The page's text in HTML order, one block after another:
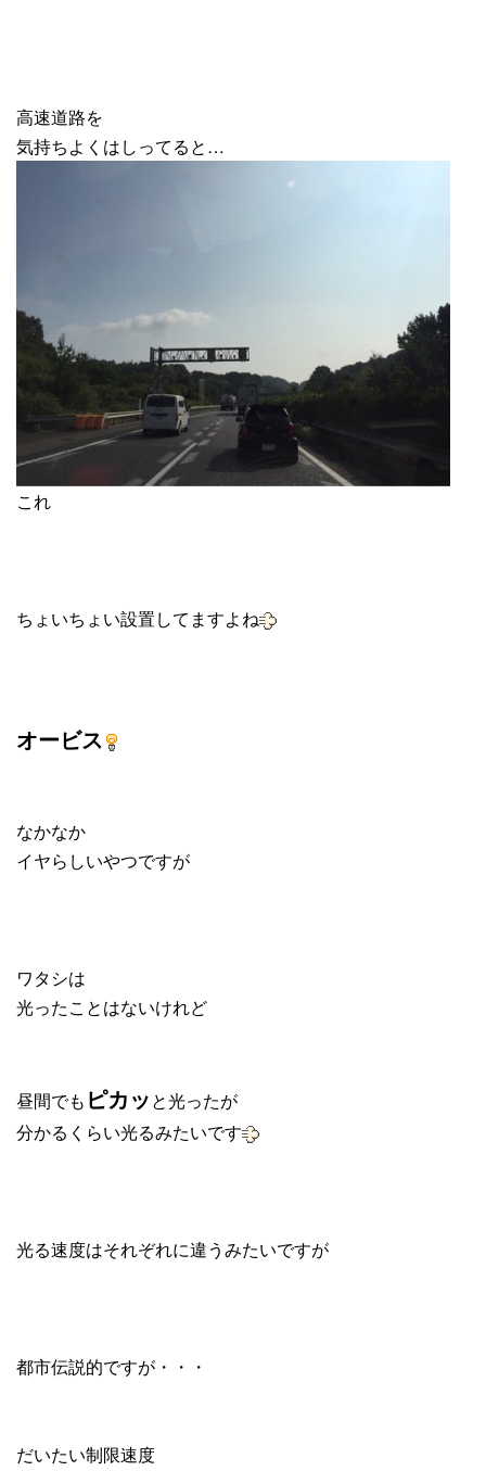
高速道路を
気持ちよくはしってると…
これ
ちょいちょい設置してますよね
オービス
なかなか
イヤらしいやつですが
ワタシは
光ったことはないけれど
昼間でも ピカッと光ったが
分かるくらい光るみたいです
光る速度はそれぞれに違うみたいですが
都市伝説的ですが・・・
だいたい制限速度